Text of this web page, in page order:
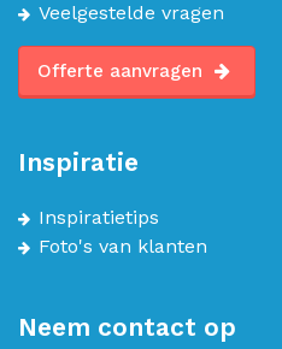
Veelgestelde vragen
Offerte aanvragen
Inspiratie
Inspiratietips
Foto's van klanten
Neem contact op